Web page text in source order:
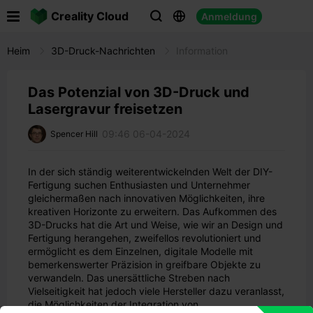
Creality Cloud   Anmeldung
Heim 3D-Druck-Nachrichten
Das Potenzial von 3D-Druck und
Lasergravur freisetzen
Spencer Hill 09:46 06-04-2024
In der sich ständig weiterentwickelnden Welt der DIY-
Fertigung suchen Enthusiasten und Unternehmer
gleichermaßen nach innovativen Möglichkeiten, ihre
kreativen Horizonte zu erweitern. Das Aufkommen des
3D-Drucks hat die Art und Weise, wie wir an Design und
Fertigung herangehen, zweifellos revolutioniert und
ermöglicht es dem Einzelnen, digitale Modelle mit
bemerkenswerter Präzision in greifbare Objekte zu
verwandeln. Das unersättliche Streben nach
Vielseitigkeit hat jedoch viele Hersteller dazu veranlasst,
die Möglichkeiten der Integration von